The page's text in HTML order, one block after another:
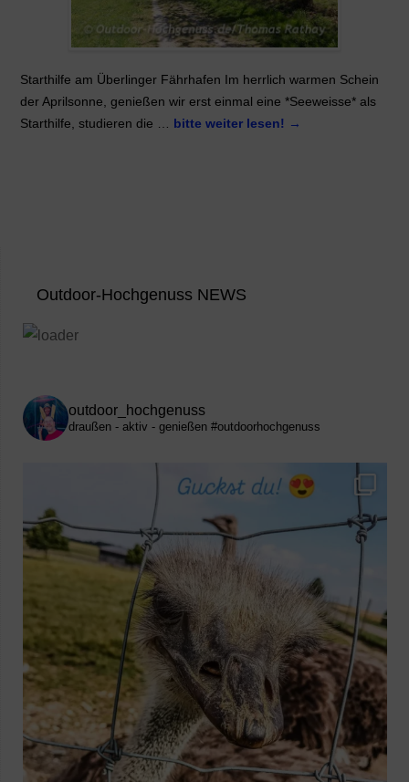
Starthilfe am Überlinger Fährhafen Im herrlich warmen Schein
der Aprilsonne, genießen wir erst einmal eine *Seeweisse* als
Starthilfe, studieren die … bitte weiter lesen! →
Outdoor-Hochgenuss NEWS
outdoor_hochgenuss
draußen - aktiv - genießen #outdoorhochgenuss